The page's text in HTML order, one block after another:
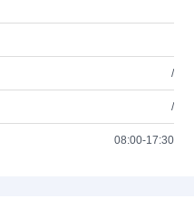
/
/
08:00-17:30